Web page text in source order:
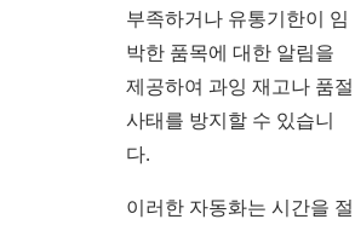
부족하거나 유통기한이 임
박한 품목에 대한 알림을
제공하여 과잉 재고나 품절
사태를 방지할 수 있습니
다.
이러한 자동화는 시간을 절